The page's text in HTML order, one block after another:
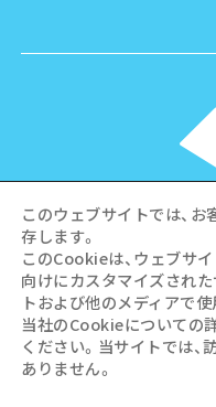
©Hiroshima
Hiroshima
All
このウェブサイトでは、
存します。
このCookieは、ウェブサ
向けにカスタマイズされ
トおよび他のメディアで使
当社のCookieについての詳
ください。当サイトでは
ありません。